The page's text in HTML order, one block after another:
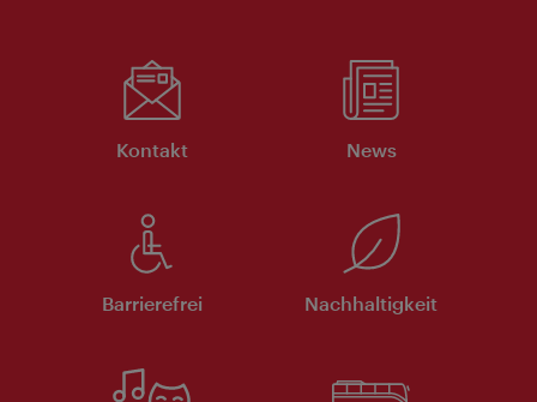
Kontakt News
Barrierefrei Nachhaltigkeit